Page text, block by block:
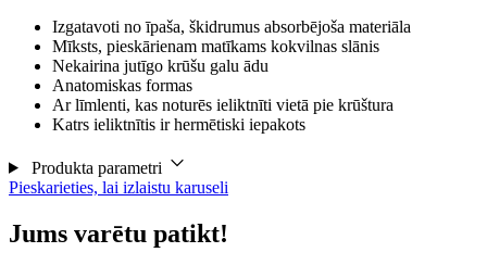
Izgatavoti no īpaša, škidrumus absorbējoša materiāla
Mīksts, pieskārienam matīkams kokvilnas slānis
Nekairina jutīgo krūšu galu ādu
Anatomiskas formas
Ar līmlenti, kas noturēs ieliktnīti vietā pie krūštura
Katrs ieliktnītis ir hermētiski iepakots
Produkta parametri
Pieskarieties, lai izlaistu karuseli
Jums varētu patikt!